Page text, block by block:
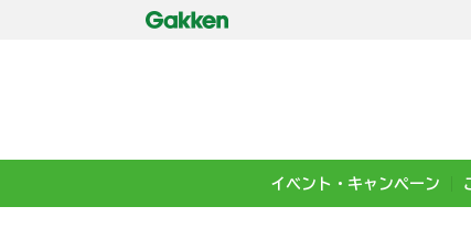
イベント・キャンペーン